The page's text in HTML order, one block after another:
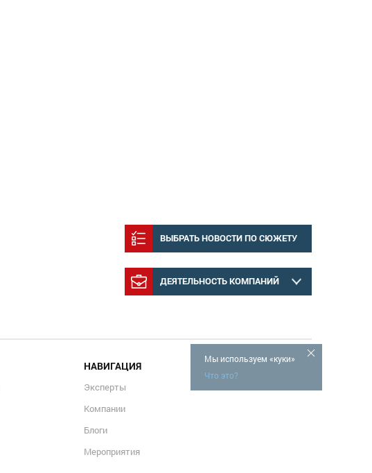
ВЫБРАТЬ НОВОСТИ ПО СЮЖЕТУ
ДЕЯТЕЛЬНОСТЬ КОМПАНИЙ
Мы используем «куки»
Что это?
НАВИГАЦИЯ
Эксперты
Компании
Блоги
Мероприятия